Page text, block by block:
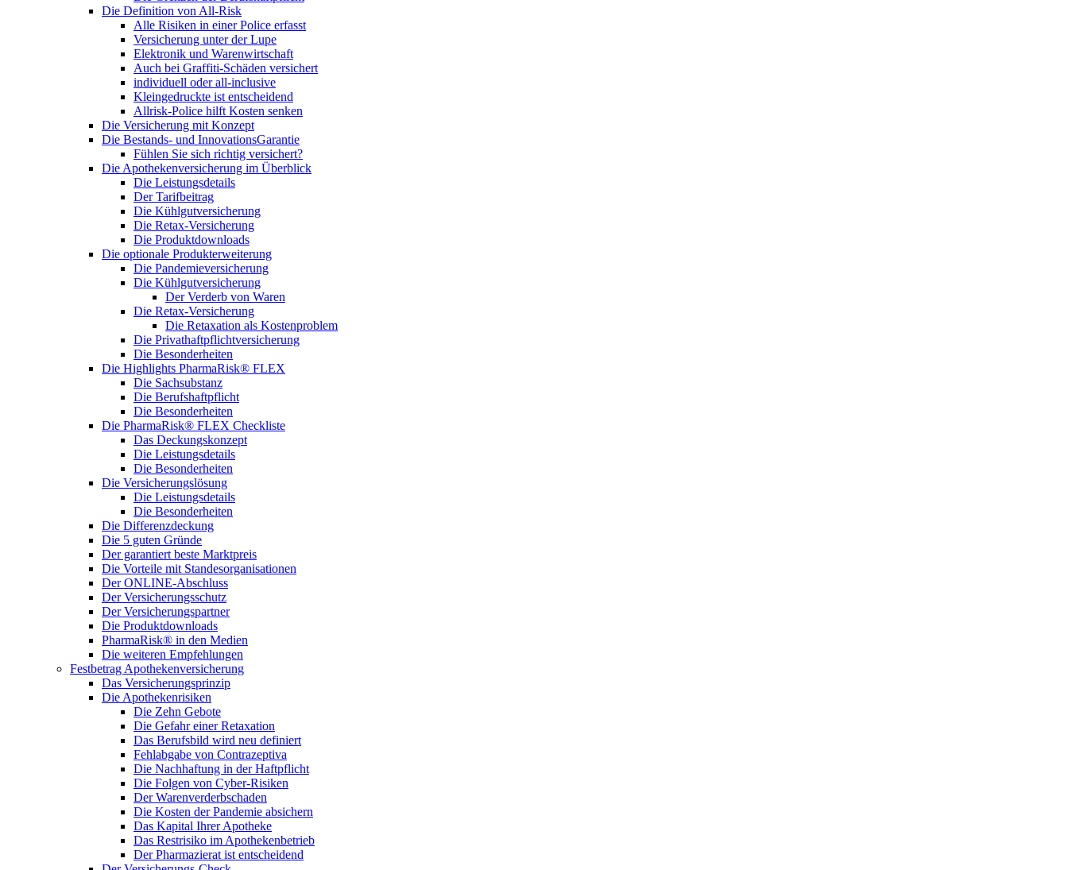
Die Definition von All-Risk
Alle Risiken in einer Police erfasst
Versicherung unter der Lupe
Elektronik und Warenwirtschaft
Auch bei Graffiti-Schäden versichert
individuell oder all-inclusive
Kleingedruckte ist entscheidend
Allrisk-Police hilft Kosten senken
Die Versicherung mit Konzept
Die Bestands- und InnovationsGarantie
Fühlen Sie sich richtig versichert?
Die Apothekenversicherung im Überblick
Die Leistungsdetails
Der Tarifbeitrag
Die Kühlgutversicherung
Die Retax-Versicherung
Die Produktdownloads
Die optionale Produkterweiterung
Die Pandemieversicherung
Die Kühlgutversicherung
Der Verderb von Waren
Die Retax-Versicherung
Die Retaxation als Kostenproblem
Die Privathaftpflichtversicherung
Die Besonderheiten
Die Highlights PharmaRisk® FLEX
Die Sachsubstanz
Die Berufshaftpflicht
Die Besonderheiten
Die PharmaRisk® FLEX Checkliste
Das Deckungskonzept
Die Leistungsdetails
Die Besonderheiten
Die Versicherungslösung
Die Leistungsdetails
Die Besonderheiten
Die Differenzdeckung
Die 5 guten Gründe
Der garantiert beste Marktpreis
Die Vorteile mit Standesorganisationen
Der ONLINE-Abschluss
Der Versicherungsschutz
Der Versicherungspartner
Die Produktdownloads
PharmaRisk® in den Medien
Die weiteren Empfehlungen
Festbetrag Apothekenversicherung
Das Versicherungsprinzip
Die Apothekenrisiken
Die Zehn Gebote
Die Gefahr einer Retaxation
Das Berufsbild wird neu definiert
Fehlabgabe von Contrazeptiva
Die Nachhaftung in der Haftpflicht
Die Folgen von Cyber-Risiken
Der Warenverderbschaden
Die Kosten der Pandemie absichern
Das Kapital Ihrer Apotheke
Das Restrisiko im Apothekenbetrieb
Der Pharmazierat ist entscheidend